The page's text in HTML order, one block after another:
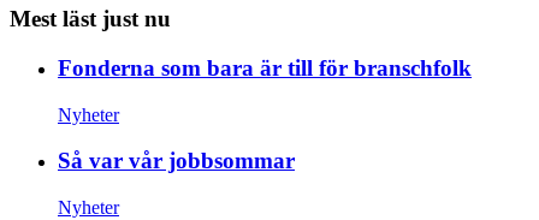
Mest läst just nu
Fonderna som bara är till för branschfolk
Nyheter
Så var vår jobbsommar
Nyheter